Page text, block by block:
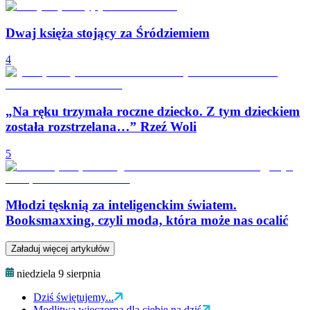
Dwaj księża stojący za Śródziemiem
4
„Na ręku trzymała roczne dziecko. Z tym dzieckiem
została rozstrzelana…” Rzeź Woli
5
Młodzi tęsknią za inteligenckim światem.
Booksmaxxing, czyli moda, która może nas ocalić
Załaduj więcej artykułów
niedziela 9 sierpnia
Dziś świętujemy...